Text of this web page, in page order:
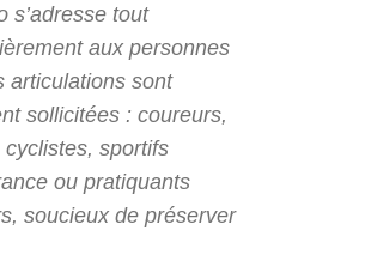
s’adresse tout
aux personnes
articulations sont
sollicitées : coureurs,
cyclistes, sportifs
ou pratiquants
soucieux de préserver